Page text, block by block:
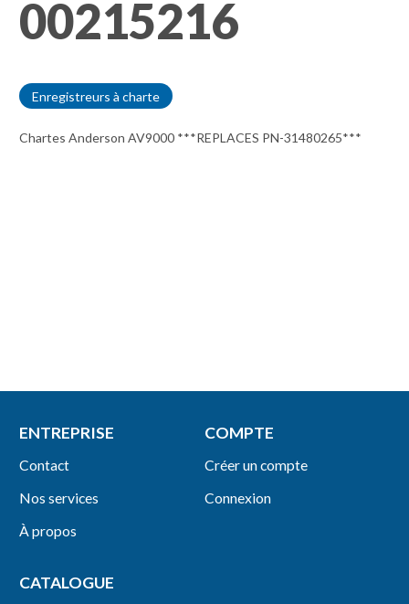
00215216
Enregistreurs à charte
Chartes Anderson AV9000 ***REPLACES PN-31480265***
ENTREPRISE
Contact
Nos services
À propos
COMPTE
Créer un compte
Connexion
CATALOGUE